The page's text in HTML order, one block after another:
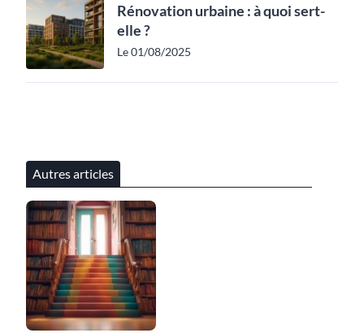
Rénovation urbaine : à quoi sert-
elle ?
Le 01/08/2025
Autres articles